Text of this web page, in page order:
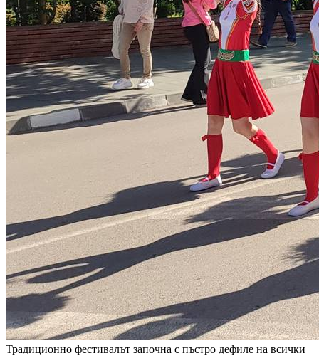
Традиционно фестивалът започна с пъстро дефиле на всички